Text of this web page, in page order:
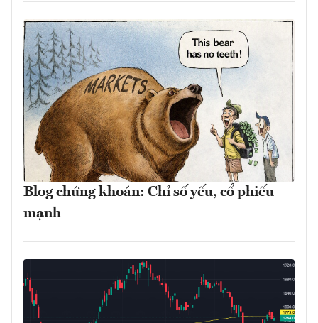
Blog chứng khoán: Chỉ số yếu, cổ phiếu
mạnh